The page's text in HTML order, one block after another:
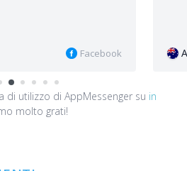
Instagram
di utilizzo di AppMessenger su in
molto grati!